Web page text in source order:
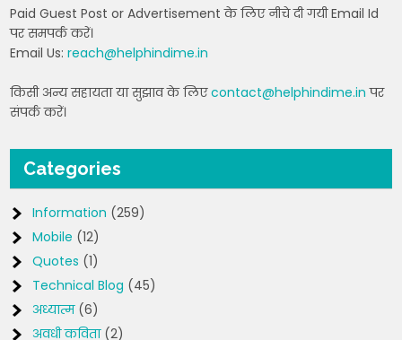
Paid Guest Post or Advertisement के लिए नीचे दी गयी Email Id
पर समपर्क करें।
Email Us:reach@helphindime.in
किसी अन्य सहायता या सुझाव के लिएcontact@helphindime.in पर
संपर्क करें।
Categories
Information (259)
Mobile (12)
Quotes (1)
Technical Blog (45)
अध्यात्म(6)
अवधी कविता(2)